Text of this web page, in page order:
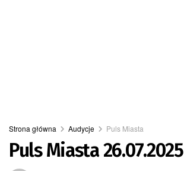
Strona główna Audycje Puls Miasta
Puls Miasta 26.07.2025